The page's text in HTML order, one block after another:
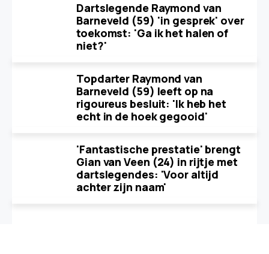
Dartslegende Raymond van
Barneveld (59) 'in gesprek' over
toekomst: 'Ga ik het halen of
niet?'
Topdarter Raymond van
Barneveld (59) leeft op na
rigoureus besluit: 'Ik heb het
echt in de hoek gegooid'
'Fantastische prestatie' brengt
Gian van Veen (24) in rijtje met
dartslegendes: 'Voor altijd
achter zijn naam'